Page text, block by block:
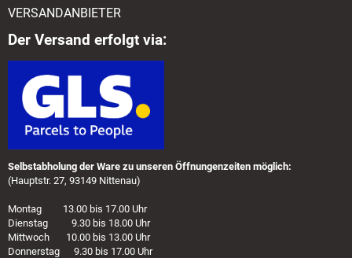
VERSANDANBIETER
Der Versand erfolgt via:
Selbstabholung der Ware zu unseren Öffnungenzeiten möglich:
(Hauptstr. 27, 93149 Nittenau)
Montag 13.00 bis 17.00 Uhr
Dienstag 9.30 bis 18.00 Uhr
Mittwoch 10.00 bis 13.00 Uhr
Donnerstag 9.30 bis 17.00 Uhr